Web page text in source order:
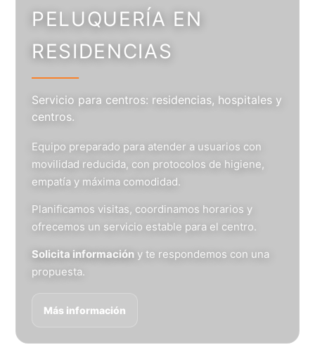
PELUQUERÍA EN
RESIDENCIAS
Servicio para centros: residencias, hospitales y
centros.
Equipo preparado para atender a usuarios con
movilidad reducida, con protocolos de higiene,
empatía y máxima comodidad.
Planificamos visitas, coordinamos horarios y
ofrecemos un servicio estable para el centro.
Solicita información y te respondemos con una
propuesta.
Más información